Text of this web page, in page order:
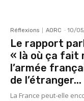
Réflexions AORC - 10/
Le rapport
« là où ça fait
l’armée
de l’étranger...
La France peut-elle